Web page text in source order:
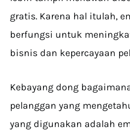
gratis. Karena hal itulah,
berfungsi untuk
bisnis dan kepercayaan
Kebayang dong
pelanggan yang
yang digunakan adalah